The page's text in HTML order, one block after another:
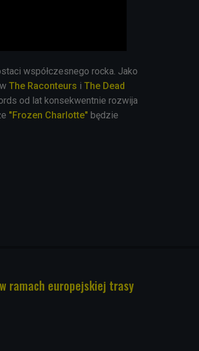
współczesnego rocka. Jako
The Raconteurs i The Dead
od lat konsekwentnie rozwija
"Frozen Charlotte" będzie
ramach europejskiej trasy